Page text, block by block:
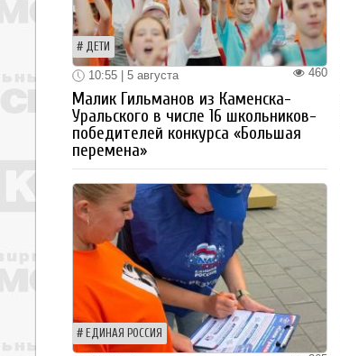
ДЕТИ
460
10:55 | 5 августа
Малик Гильманов из Каменска-
Уральского в числе 16 школьников-
победителей конкурса «Большая
перемена»
ЕДИНАЯ РОССИЯ